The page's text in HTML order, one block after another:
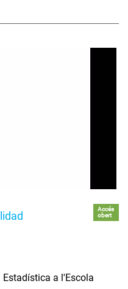
Accés
obert
a l'Escola